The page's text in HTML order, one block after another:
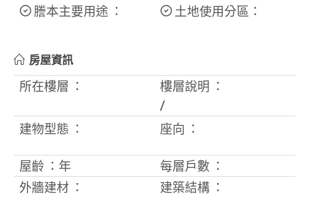
謄本主要用途 ： 土地使用分區：
房屋資訊
所在樓層 ：
樓層說明 ：
/
建物型態 ：
座向 ：
屋齡 ： 年
每層戶數 ：
外牆建材 ：
建築結構 ：